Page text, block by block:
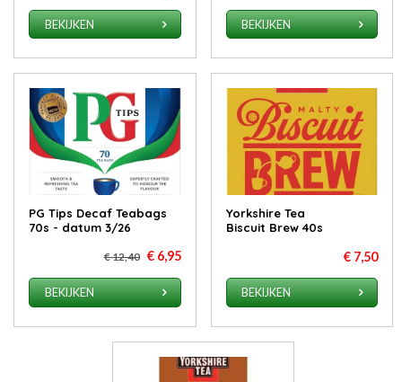
BEKIJKEN BEKIJKEN
PG Tips Decaf Teabags
70s - datum 3/26
€ 12,40 € 6,95
BEKIJKEN
Yorkshire Tea
Biscuit Brew 40s
€ 7,50
BEKIJKEN